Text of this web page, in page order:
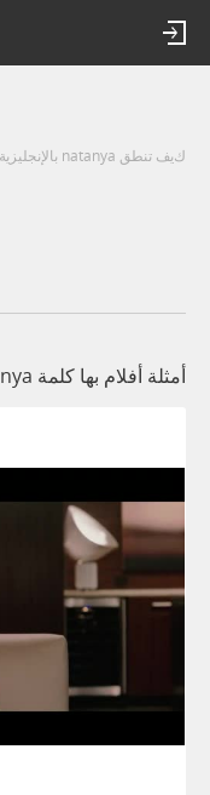
كيف تنطق natanya بالإنجليزية
أمثلة أفلام بها كلمة Natanya